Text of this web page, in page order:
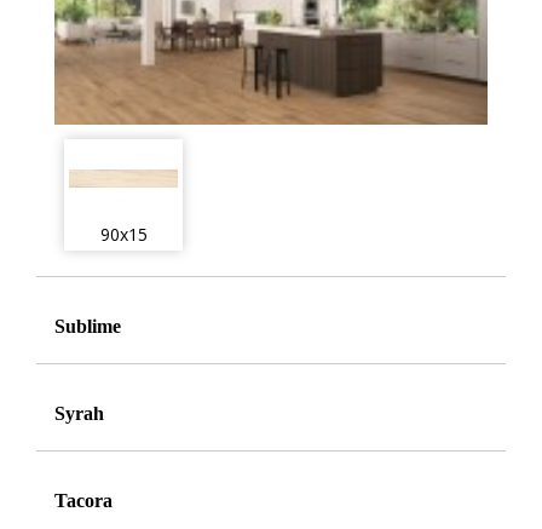
90x15
Sublime
Syrah
Tacora